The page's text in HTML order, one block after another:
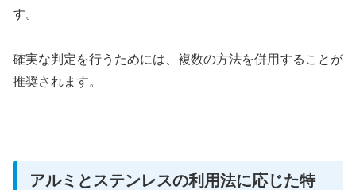
す。
確実な判定を行うためには、複数の方法を併用することが
推奨されます。
アルミとステンレスの利用法に応じた特